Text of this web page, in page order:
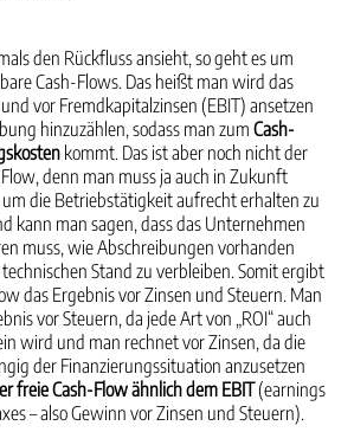
den Rückfluss ansieht, so geht es um
Cash-Flows. Das heißt man wird das
vor Fremdkapitalzinsen (EBIT) ansetzen
hinzuzählen, sodass man zumCash-
kommt. Das ist aber noch nicht der
denn man muss ja auch in Zukunft
die Betriebstätigkeit aufrecht erhalten zu
kann man sagen, dass das Unternehmen
muss, wie Abschreibungen vorhanden
Stand zu verbleiben. Somit ergibt
das Ergebnis vor Zinsen und Steuern. Man
vor Steuern, da jede Art von „ROI“ auch
wird und man rechnet vor Zinsen, da die
der Finanzierungssituation anzusetzen
freie Cash-Flow ähnlich dem EBIT(earnings
– also Gewinn vor Zinsen und Steuern).